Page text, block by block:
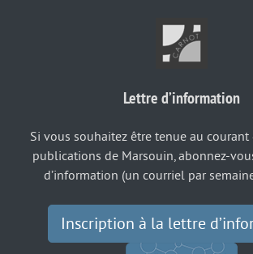
Lettre d’information
Si vous souhaitez être tenue au courant
publications de Marsouin, abonnez-
d’information (un courriel par
Inscription à la lettre